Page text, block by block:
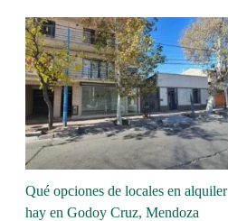
Qué opciones de locales en alquiler
hay en Godoy Cruz, Mendoza